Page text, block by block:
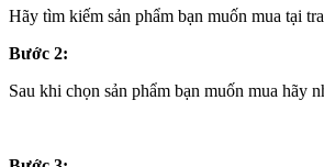
Hãy tìm kiếm sản phẩm bạn muốn mua tại
Bước 2:
Sau khi chọn sản phẩm bạn muốn mua hãy